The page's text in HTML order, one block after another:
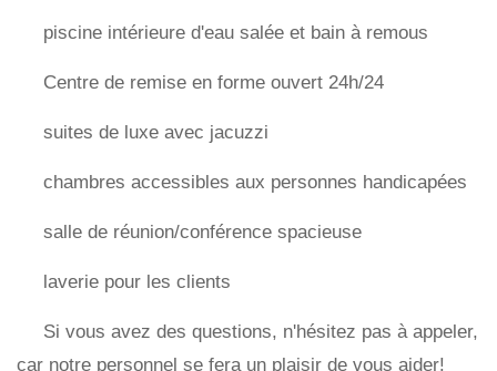
piscine intérieure d'eau salée et bain à remous
Centre de remise en forme ouvert 24h/24
suites de luxe avec jacuzzi
chambres accessibles aux personnes handicapées
salle de réunion/conférence spacieuse
laverie pour les clients
Si vous avez des questions, n'hésitez pas à appeler,
car notre personnel se fera un plaisir de vous aider!